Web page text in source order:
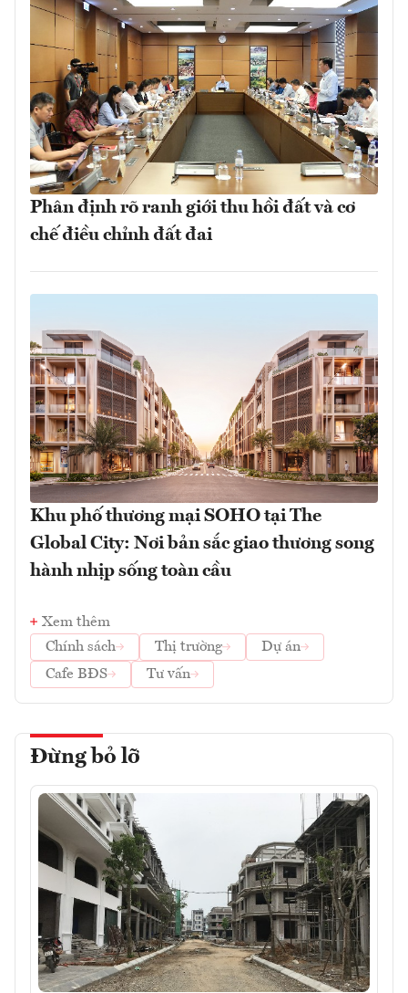
Phân định rõ ranh giới thu hồi đất và cơ
chế điều chỉnh đất đai
Khu phố thương mại SOHO tại The
Global City: Nơi bản sắc giao thương song
hành nhịp sống toàn cầu
Xem thêm
Chính sách
Thị trường
Dự án
Cafe BĐS
Tư vấn
Đừng bỏ lỡ